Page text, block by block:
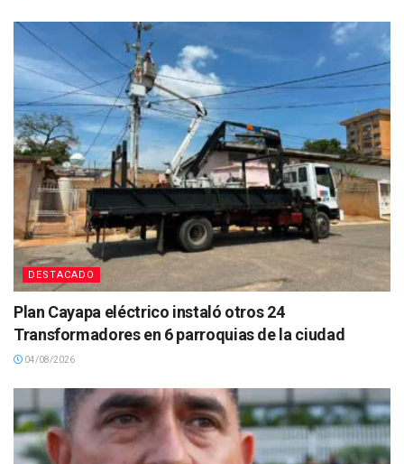
DESTACADO
Plan Cayapa eléctrico instaló otros 24
Transformadores en 6 parroquias de la ciudad
04/08/2026